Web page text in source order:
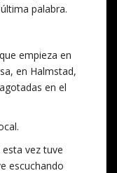
palabra.
empieza en
en Halmstad,
en el
vez tuve
escuchando